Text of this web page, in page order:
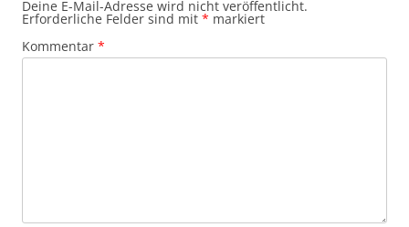
Deine E-Mail-Adresse wird nicht veröffentlicht.
Erforderliche Felder sind mit * markiert
Kommentar *